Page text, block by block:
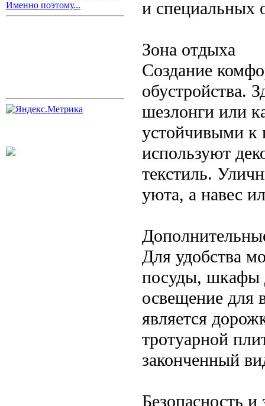
Именно поэтому...
и специальных
Зона отдыха
Создание
обустройства.
шезлонги или
устойчивыми к
используют
текстиль.
уюта, а навес
Для удобства
посуды, шкафы
освещение для
является
тротуарной
законченный
Безопасность и